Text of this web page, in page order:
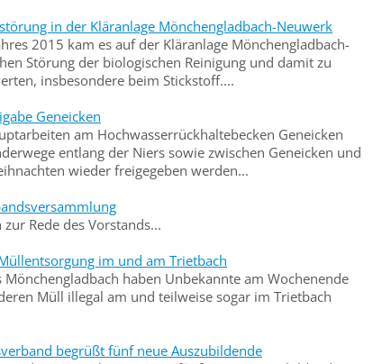
in der Kläranlage Mönchengladbach-Neuwerk
2015 kam es auf der Kläranlage Mönchengladbach-
Störung der biologischen Reinigung und damit zu
insbesondere beim Stickstoff....
Geneicken
am Hochwasserrückhaltebecken Geneicken
entlang der Niers sowie zwischen Geneicken und
wieder freigegeben werden...
Rede des Vorstands...
im und am Trietbach
Mönchengladbach haben Unbekannte am Wochenende
Müll illegal am und teilweise sogar im Trietbach
begrüßt fünf neue Auszubildende